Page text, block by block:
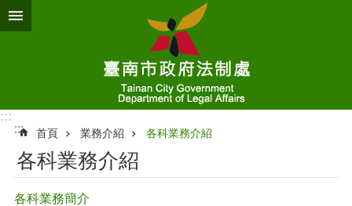
跳到主要內容區塊
:::
:::
首頁 業務介紹 各科業務介紹
各科業務介紹
各科業務簡介